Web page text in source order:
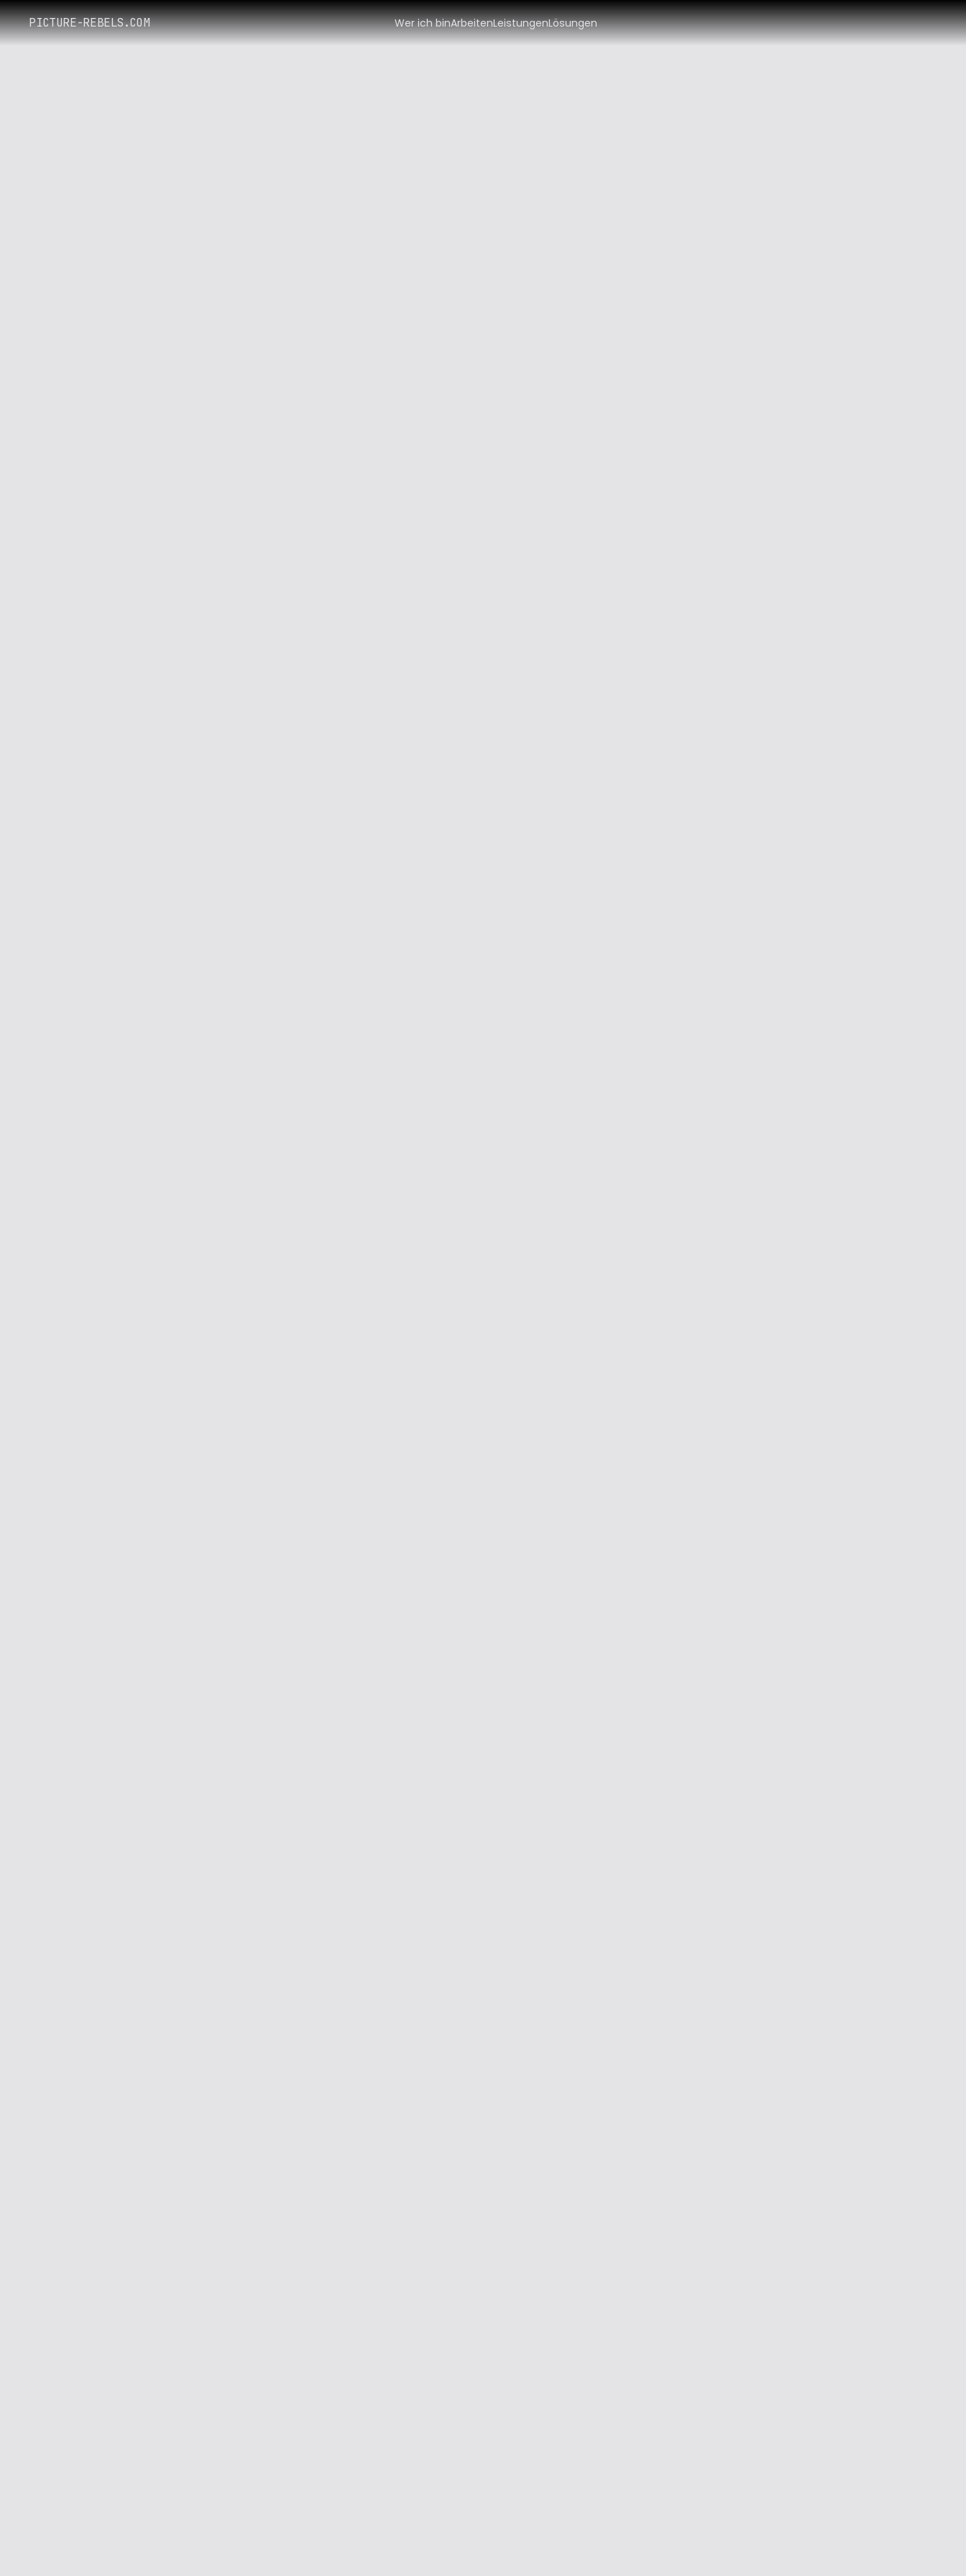
PICTURE-REBELS.COM
   Wer ich bin
ArbeitenLeistungenLösungen